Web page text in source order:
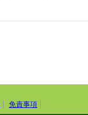
免責事項